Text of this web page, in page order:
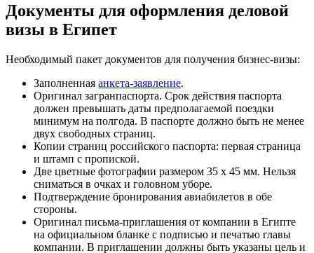
Документы для оформления деловой
визы в Египет
Необходимый пакет документов для получения бизнес-визы:
Заполненная анкета-заявление.
Оригинал загранпаспорта. Срок действия паспорта
должен превышать даты предполагаемой поездки
минимум на полгода. В паспорте должно быть не менее
двух свободных страниц.
Копии страниц российского паспорта: первая страница
и штамп с пропиской.
Две цветные фотографии размером 35 х 45 мм. Нельзя
сниматься в очках и головном уборе.
Подтверждение бронирования авиабилетов в обе
стороны.
Оригинал письма-приглашения от компании в Египте
на официальном бланке с подписью и печатью главы
компании. В приглашении должны быть указаны цель и